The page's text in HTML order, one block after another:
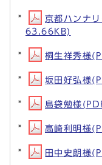
京都ハンナ
63.66KB)
桐生祥秀様
坂田好弘様
島袋勉様
高崎利明様
田中史朗様